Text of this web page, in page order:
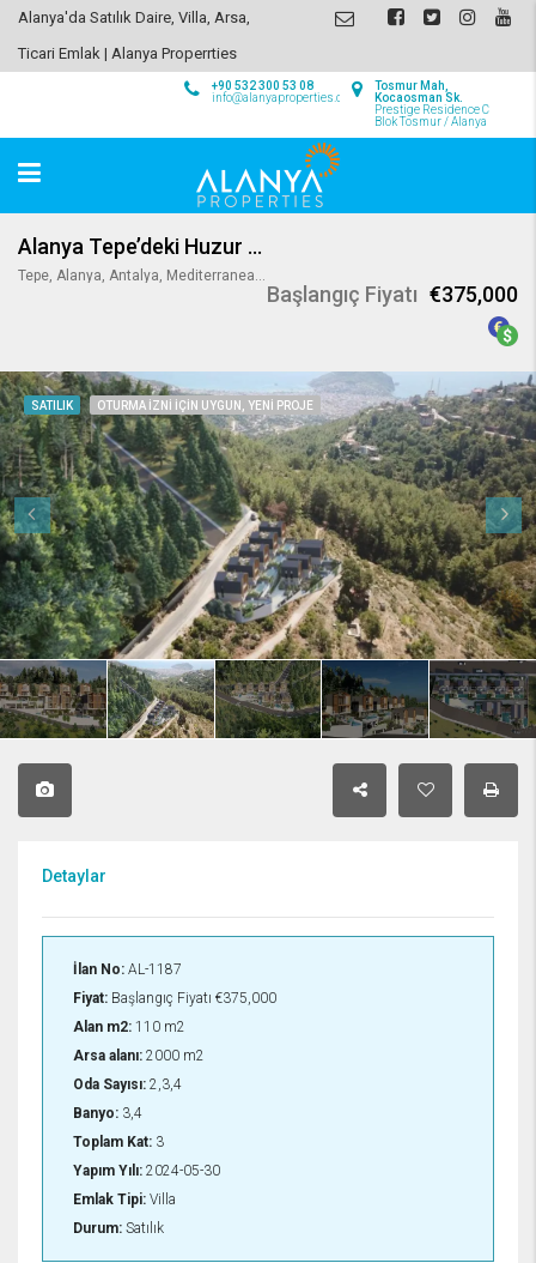
Alanya'da Satılık Daire, Villa, Arsa,
Ticari Emlak | Alanya Properrties
Tosmur Mah,
Kocaosman Sk.
Prestige Residence C
Blok Tosmur / Alanya
+90 532 300 53 08
info@alanyaproperties.com
Alanya Tepe’deki Huzur Dolu Eviniz
Tepe, Alanya, Antalya, Mediterranean Region, 07400, Turkey
Başlangıç Fiyatı €375,000
SATILIK OTURMA IZNI IÇIN UYGUN, YENI PROJE
Detaylar
İlan No: AL-1187
Fiyat: Başlangıç Fiyatı €375,000
Alan m2: 110 m2
Arsa alanı: 2000 m2
Oda Sayısı: 2,3,4
Banyo: 3,4
Toplam Kat: 3
Yapım Yılı: 2024-05-30
Emlak Tipi: Villa
Durum: Satılık